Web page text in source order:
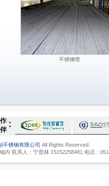
不锈钢管
不锈钢有限公司 All Rights Reserved.
内 联系人：宁普林 15152258481 电话：